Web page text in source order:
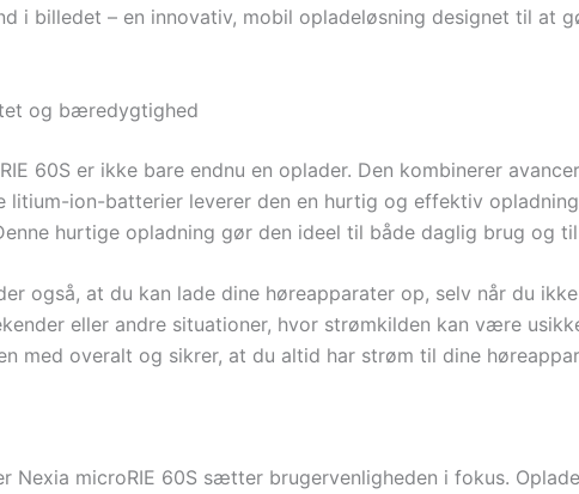
i billedet – en innovativ, mobil opladeløsning designet til at
og bæredygtighed
60S er ikke bare endnu en oplader. Den kombinerer
litium-ion-batterier leverer den en hurtig og effektiv
hurtige opladning gør den ideel til både daglig brug og
også, at du kan lade dine høreapparater op, selv når du
eller andre situationer, hvor strømkilden kan være
med overalt og sikrer, at du altid har strøm til dine
Nexia microRIE 60S sætter brugervenligheden i fokus.